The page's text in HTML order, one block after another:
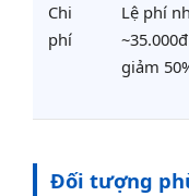
Chi
phí
Lệ phí
giảm
Đối tượng